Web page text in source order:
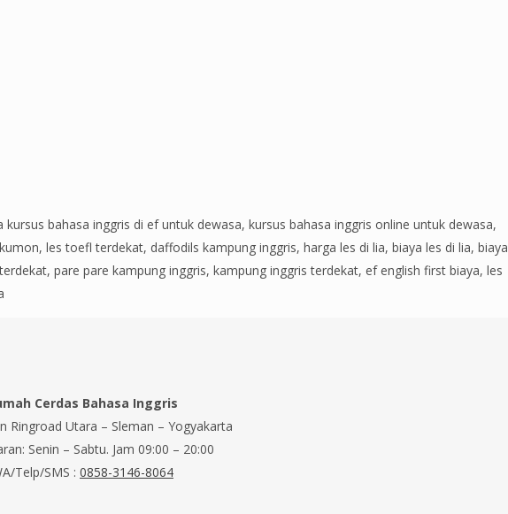
bahasa inggris di ef untuk dewasa, kursus bahasa inggris online untuk dewasa,
les toefl terdekat, daffodils kampung inggris, harga les di lia, biaya les di lia, biaya
pare pare kampung inggris, kampung inggris terdekat, ef english first biaya, les
Cerdas Bahasa Inggris
Ringroad Utara – Sleman – Yogyakarta
Senin – Sabtu. Jam 09:00 – 20:00
Telp/SMS : 0858-3146-8064